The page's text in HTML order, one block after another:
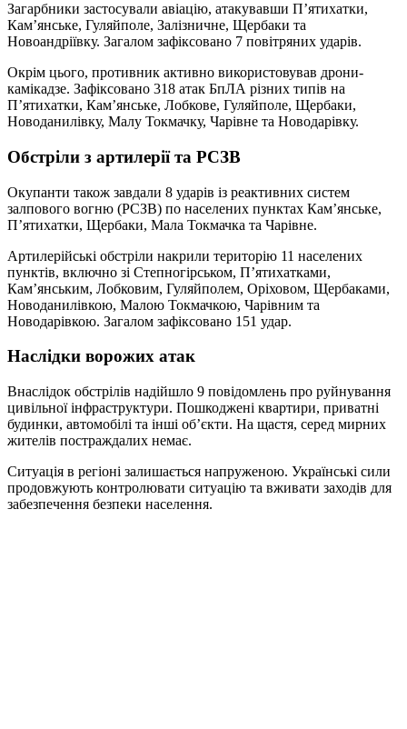
Загарбники застосували авіацію, атакувавши П’ятихатки,
Кам’янське, Гуляйполе, Залізничне, Щербаки та
Новоандріївку. Загалом зафіксовано 7 повітряних ударів.
Окрім цього, противник активно використовував дрони-
камікадзе. Зафіксовано 318 атак БпЛА різних типів на
П’ятихатки, Кам’янське, Лобкове, Гуляйполе, Щербаки,
Новоданилівку, Малу Токмачку, Чарівне та Новодарівку.
Обстріли з артилерії та РСЗВ
Окупанти також завдали 8 ударів із реактивних систем
залпового вогню (РСЗВ) по населених пунктах Кам’янське,
П’ятихатки, Щербаки, Мала Токмачка та Чарівне.
Артилерійські обстріли накрили територію 11 населених
пунктів, включно зі Степногірськом, П’ятихатками,
Кам’янським, Лобковим, Гуляйполем, Оріховом, Щербаками,
Новоданилівкою, Малою Токмачкою, Чарівним та
Новодарівкою. Загалом зафіксовано 151 удар.
Наслідки ворожих атак
Внаслідок обстрілів надійшло 9 повідомлень про руйнування
цивільної інфраструктури. Пошкоджені квартири, приватні
будинки, автомобілі та інші об’єкти. На щастя, серед мирних
жителів постраждалих немає.
Ситуація в регіоні залишається напруженою. Українські сили
продовжують контролювати ситуацію та вживати заходів для
забезпечення безпеки населення.